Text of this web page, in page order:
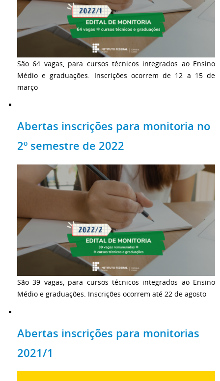
São 64 vagas, para cursos técnicos integrados ao Ensino
Médio e graduações. Inscrições ocorrem de 12 a 15 de
março
Abertas inscrições para monitoria no
2º semestre de 2022
São 39 vagas, para cursos técnicos integrados ao Ensino
Médio e graduações. Inscrições ocorrem até 22 de agosto
Abertas inscrições para monitorias
2021/1